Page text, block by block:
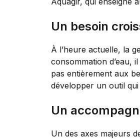
Un besoin
À l’heure actuelle, la
consommation d’eau,
pas entièrement aux
développer un outil
Un
Un des axes majeurs